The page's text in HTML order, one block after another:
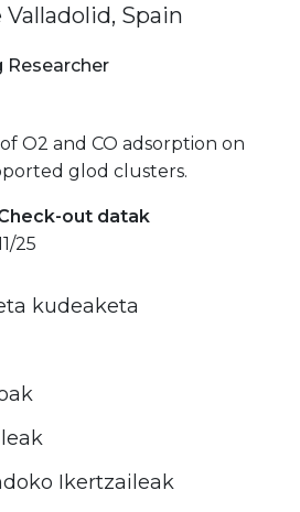
Spain
Researcher
O2 and CO adsorption on
glod clusters.
out datak
25
kudeaketa
Ikertzaileak